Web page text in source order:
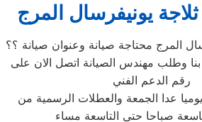
يونيفرسال المرج
المرج محتاجة صيانة وعنوان صيانة ؟؟
بنا وطلب مهندس الصيانة اتصل الان على
رقم الدعم الفني
عدا الجمعة والعطلات الرسمية من
صباحا حتى التاسعة مساء